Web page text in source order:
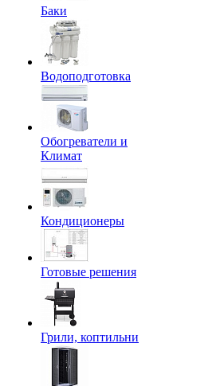
Баки
Водоподготовка
Обогреватели и
Климат
Кондиционеры
Готовые решения
Грили, коптильни